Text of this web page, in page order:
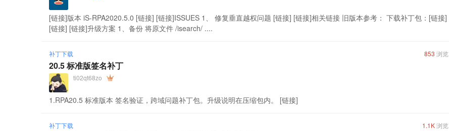
[链接]版本 iS-RPA2020.5.0 [链接] [链接]ISSUES 1、 修复垂直越权问题 [链接] [链接]相关链接 旧版本参考： 下载补丁包：[链接]
[链接] [链接]升级方案 1、备份 将原文件 /isearch/ ....
补丁下载 853 浏览
20.5 标准版签名补丁
ti02qt68zo
1.RPA20.5 标准版本 签名验证，跨域问题补丁包。升级说明在压缩包内。 [链接]
补丁下载 1.1K浏览